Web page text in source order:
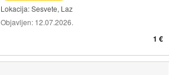
Lokacija:Sesvete, Laz
Objavljen: 12.07.2026.
1 €